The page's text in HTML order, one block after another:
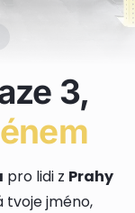
3,
pro lidi z Prahy
tvoje jméno,